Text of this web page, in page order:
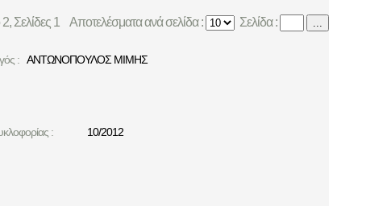
Σελίδες 1 Αποτελέσματα ανά σελίδα : Σελίδα : ...
: ΑΝΤΩΝΟΠΟΥΛΟΣ ΜΙΜΗΣ
:
10/2012